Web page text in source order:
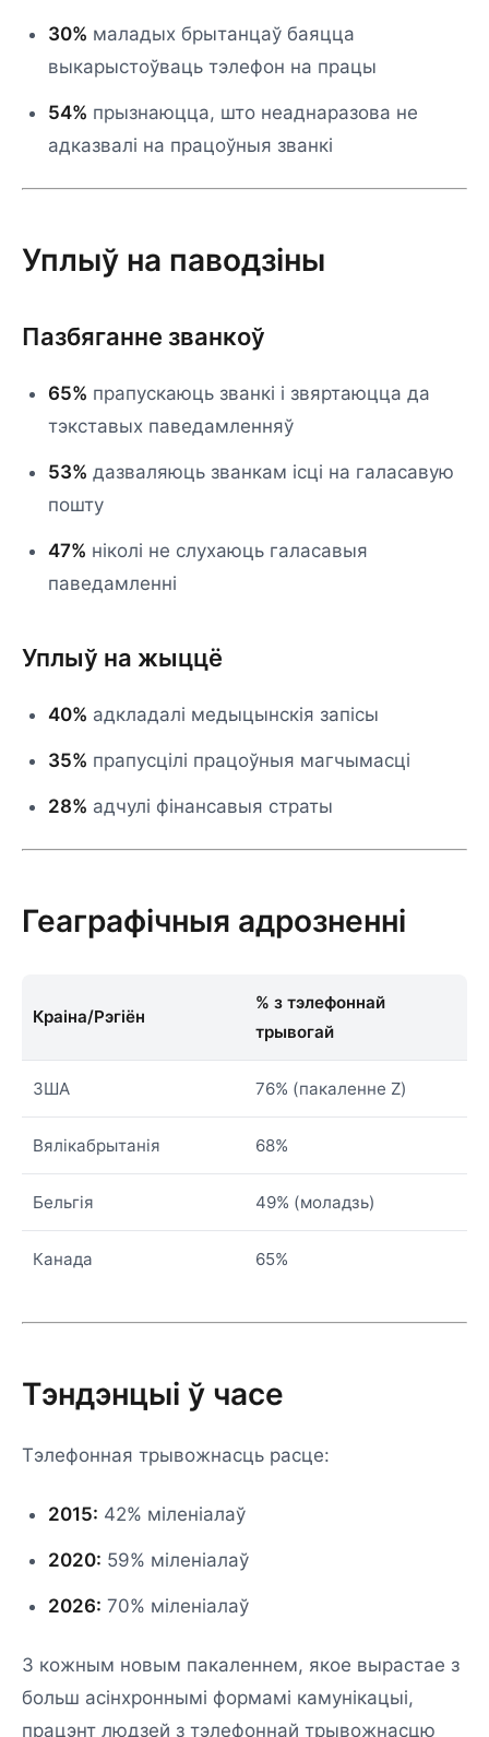
30% маладых брытанцаў баяцца
выкарыстоўваць тэлефон на працы
54% прызнаюцца, што неаднаразова не
адказвалі на працоўныя званкі
Уплыў на паводзіны
Пазбяганне званкоў
65% прапускаюць званкі і звяртаюцца да
тэкставых паведамленняў
53% дазваляюць званкам ісці на галасавую
пошту
47% ніколі не слухаюць галасавыя
паведамленні
Уплыў на жыццё
40% адкладалі медыцынскія запісы
35% прапусцілі працоўныя магчымасці
28% адчулі фінансавыя страты
Геаграфічныя адрозненні
Краіна/Рэгіён
% з тэлефоннай
трывогай
ЗША 76% (пакаленне Z)
Вялікабрытанія 68%
Бельгія 49% (моладзь)
Канада 65%
Тэндэнцыі ў часе
Тэлефонная трывожнасць расце:
2015: 42% міленіалаў
2020: 59% міленіалаў
2026: 70% міленіалаў
З кожным новым пакаленнем, якое вырастае з
больш асінхроннымі формамі камунікацыі,
працэнт людзей з тэлефоннай трывожнасцю